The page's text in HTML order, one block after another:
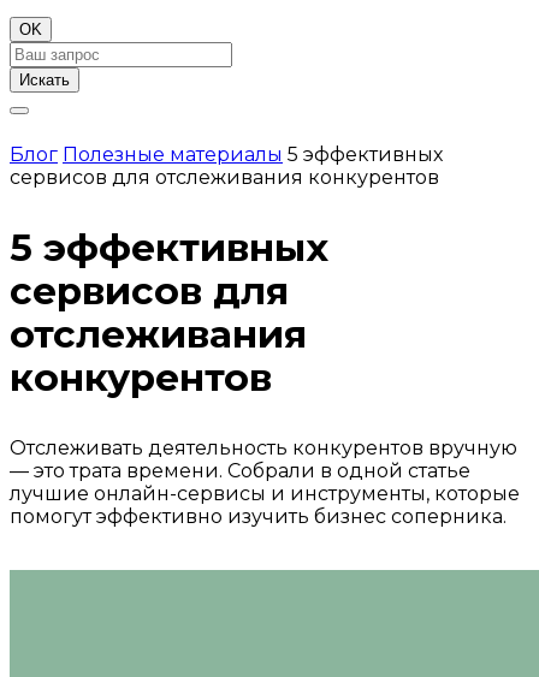
OK
Искать
Блог Полезные материалы 5 эффективных
сервисов для отслеживания конкурентов
5 эффективных
сервисов для
отслеживания
конкурентов
Отслеживать деятельность конкурентов вручную
— это трата времени. Собрали в одной статье
лучшие онлайн-сервисы и инструменты, которые
помогут эффективно изучить бизнес соперника.